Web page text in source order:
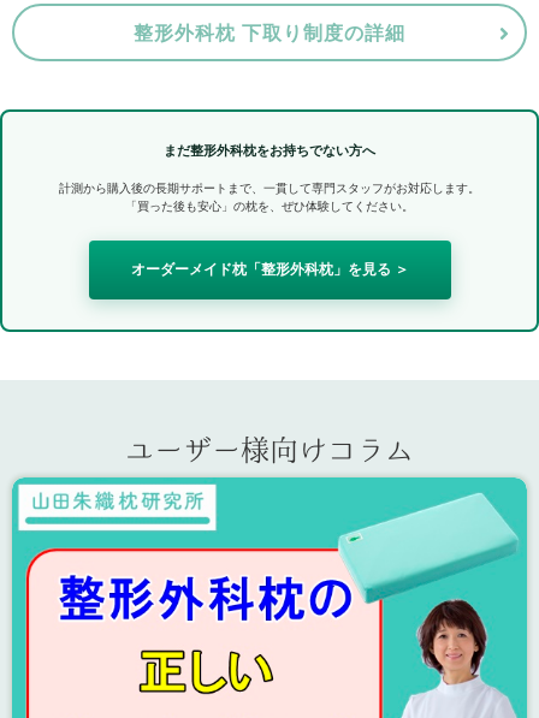
整形外科枕 下取り制度の詳細
まだ整形外科枕をお持ちでない方へ
計測から購入後の長期サポートまで、一貫して専門スタッフがお対応します。
「買った後も安心」の枕を、ぜひ体験してください。
オーダーメイド枕「整形外科枕」を見る ＞
ユーザー様向けコラム